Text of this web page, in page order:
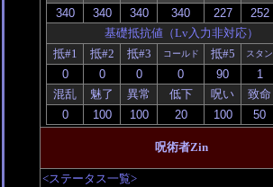
基礎抵抗値（Lv入力非対応）
抵#1
抵#2 抵#3 コールド 抵#5 スタン
混乱 魅了 異常 低下 呪い 致命
呪術者Zin
<ステータス一覧>